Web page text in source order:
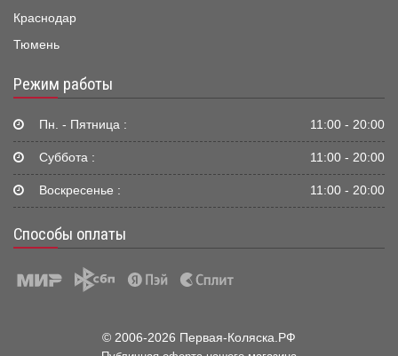
Краснодар
Тюмень
Режим работы
Пн. - Пятница : 11:00 - 20:00
Суббота : 11:00 - 20:00
Воскресенье : 11:00 - 20:00
Способы оплаты
© 2006-2026 Первая-Коляска.РФ